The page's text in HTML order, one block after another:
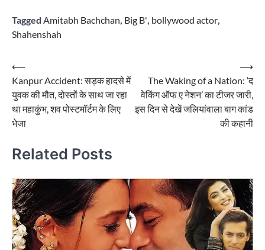
Tagged Amitabh Bachchan, Big B', bollywood actor,
Shahenshah
Post
navigation
⟵
Kanpur Accident: सड़क हादसे में
युवक की मौत, दोस्तों के साथ जा रहा
था महाकुंभ, शव पोस्टमॉर्टम के लिए
भेजा
The Waking of a Nation: ‘द
वेकिंग ऑफ ए नेशन’ का टीजर जारी,
इस दिन से देखें जलियांवाला बाग कांड
की कहानी
⟶
Related Posts